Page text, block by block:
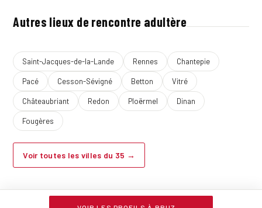
Autres lieux de rencontre adultère
Saint-Jacques-de-la-Lande Rennes Chantepie
Pacé Cesson-Sévigné Betton Vitré
Châteaubriant Redon Ploërmel Dinan
Fougères
Voir toutes les villes du 35 →